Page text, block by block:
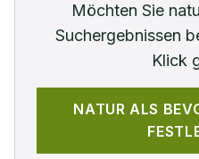
Möchten Sie
Suchergebnissen
Klick
NATUR ALS